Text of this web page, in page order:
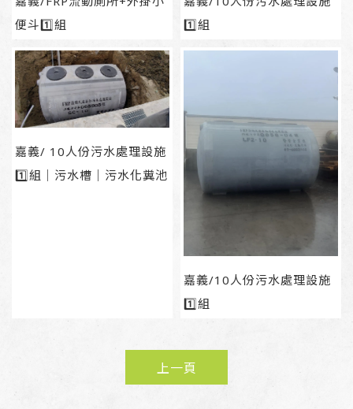
便斗1️⃣組
1️⃣組
嘉義/ 10人份污水處理設施
1️⃣組｜污水槽｜污水化糞池
嘉義/10人份污水處理設施
1️⃣組
上一頁